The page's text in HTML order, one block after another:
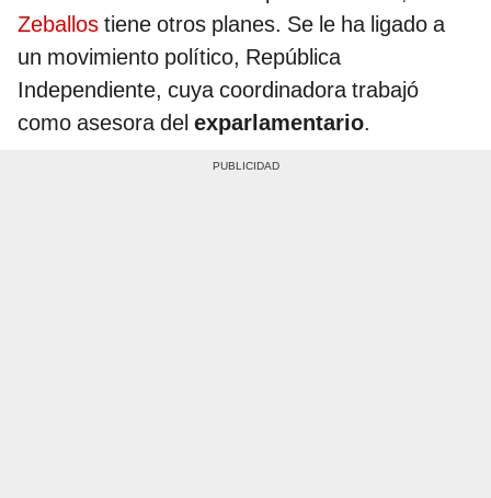
Zeballos tiene otros planes. Se le ha ligado a
un movimiento político, República
Independiente, cuya coordinadora trabajó
como asesora del exparlamentario.